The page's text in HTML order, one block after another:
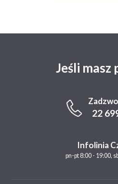
Jeśli masz
22
Infolinia
pn-pt 8:00 - 19:00,